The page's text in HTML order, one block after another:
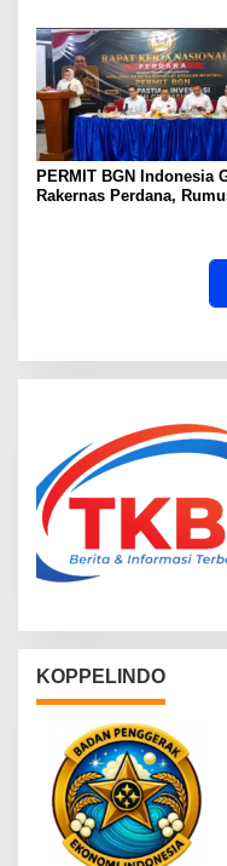
PERMIT BGN Indonesia
Rakernas Perdana,
KOPPELINDO